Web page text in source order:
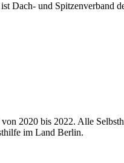
Dach- und Spitzenverband
2020 bis 2022. Alle
im Land Berlin.